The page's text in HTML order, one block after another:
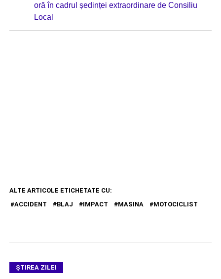
oră în cadrul ședinței extraordinare de Consiliu
Local
ALTE ARTICOLE ETICHETATE CU:
ACCIDENT
BLAJ IMPACT MASINA MOTOCICLIST
ŞTIREA ZILEI